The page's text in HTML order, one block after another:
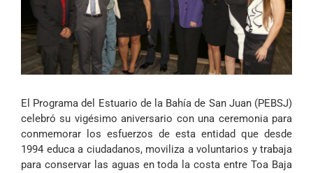
El Programa del Estuario de la Bahía de San Juan (PEBSJ)
celebró su vigésimo aniversario con una ceremonia para
conmemorar los esfuerzos de esta entidad que desde
1994 educa a ciudadanos, moviliza a voluntarios y trabaja
para conservar las aguas en toda la costa entre Toa Baja